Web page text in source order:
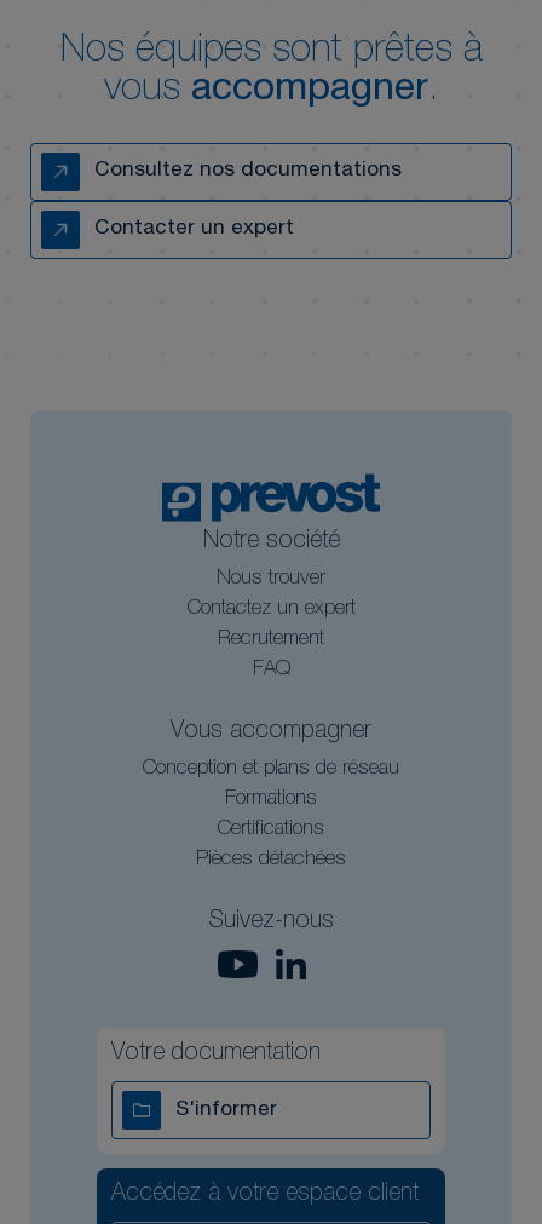
Nos équipes sont prêtes à
vous accompagner.
Consultez nos documentations
Contacter un expert
Notre société
Nous trouver
Contactez un expert
Recrutement
FAQ
Vous accompagner
Conception et plans de réseau
Formations
Certifications
Pièces détachées
Suivez-nous
Votre documentation
S'informer
Accédez à votre espace client